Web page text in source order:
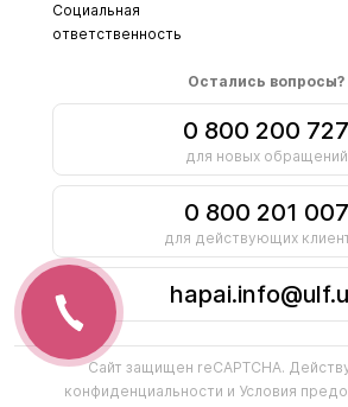
Социальная
ответственность
Остались вопросы?
0 800 200 727
для новых обращений
0 800 201 007
для действующих
Сайт защищен reCAPTCHA.
конфиденциальности и Условия